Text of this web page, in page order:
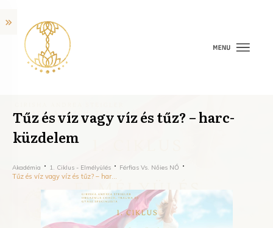
Tűz és víz vagy víz és tűz? – harc-
küzdelem
Akadémia 1. Ciklus - Elmélyülés Férfias Vs. Nőies NŐ
Tűz és víz vagy víz és tűz? – harc-küzdelem